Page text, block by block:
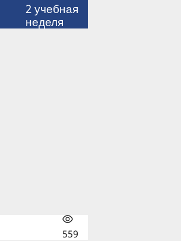
2учебная
неделя
559